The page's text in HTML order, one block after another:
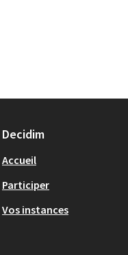
Decidim
Accueil
Participer
Vos instances